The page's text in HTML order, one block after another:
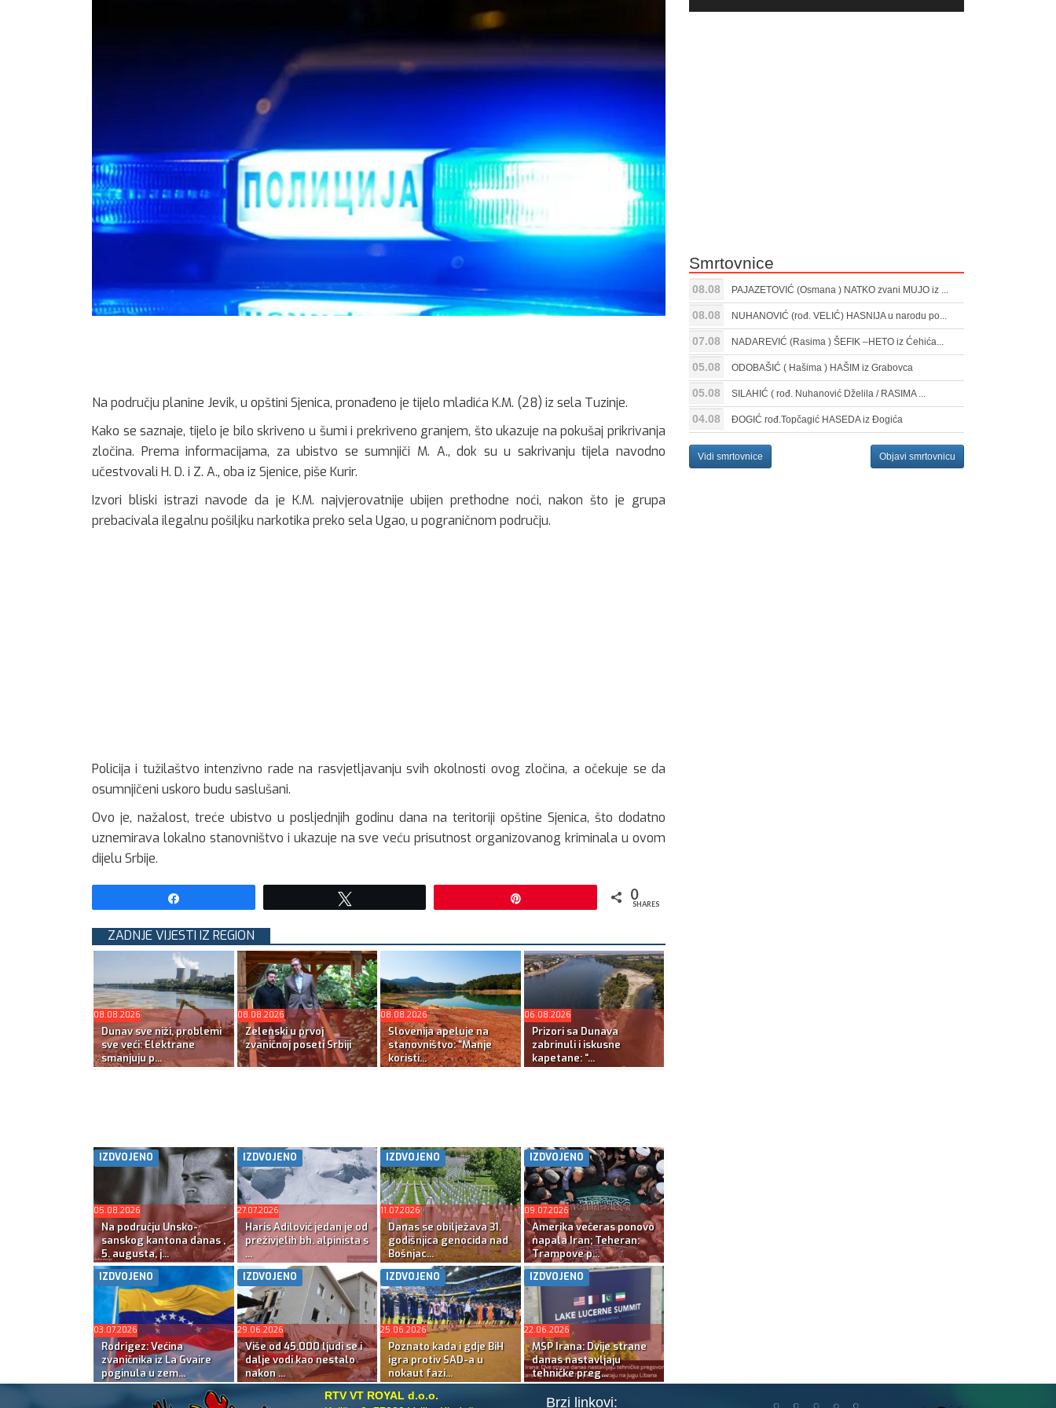
Na području planine Jevik, u opštini Sjenica, pronađeno je tijelo mladića K.M. (28) iz sela Tuzinje.
Kako se saznaje, tijelo je bilo skriveno u šumi i prekriveno granjem, što ukazuje na pokušaj prikrivanja
zločina. Prema informacijama, za ubistvo se sumnjiči M. A., dok su u sakrivanju tijela navodno
učestvovali H. D. i Z. A., oba iz Sjenice, piše Kurir.
Izvori bliski istrazi navode da je K.M. najvjerovatnije ubijen prethodne noći, nakon što je grupa
prebacivala ilegalnu pošiljku narkotika preko sela Ugao, u pograničnom području.
Policija i tužilaštvo intenzivno rade na rasvjetljavanju svih okolnosti ovog zločina, a očekuje se da
osumnjičeni uskoro budu saslušani.
Ovo je, nažalost, treće ubistvo u posljednjih godinu dana na teritoriji opštine Sjenica, što dodatno
uznemirava lokalno stanovništvo i ukazuje na sve veću prisutnost organizovanog kriminala u ovom
dijelu Srbije.
0
SHARES
ZADNJE VIJESTI IZ REGION
08.08.2026
Dunav sve niži, problemi
sve veći: Elektrane
smanjuju p...
08.08.2026
Zelenski u prvoj
zvaničnoj poseti Srbiji
08.08.2026
Slovenija apeluje na
stanovništvo: “Manje
koristi...
06.08.2026
Prizori sa Dunava
zabrinuli i iskusne
kapetane: “...
IZDVOJENO
05.08.2026
Na području Unsko-
sanskog kantona danas ,
5. augusta, j...
IZDVOJENO
27.07.2026
Haris Adilović jedan je od
preživjelih bh. alpinista s
...
IZDVOJENO
11.07.2026
Danas se obilježava 31.
godišnjica genocida nad
Bošnjac...
IZDVOJENO
09.07.2026
Amerika večeras ponovo
napala Iran; Teheran:
Trampove p...
IZDVOJENO
03.07.2026
Rodrigez: Većina
zvaničnika iz La Gvaire
poginula u zem...
IZDVOJENO
29.06.2026
Više od 45.000 ljudi se i
dalje vodi kao nestalo
nakon ...
IZDVOJENO
25.06.2026
Poznato kada i gdje BiH
igra protiv SAD-a u
nokaut fazi...
IZDVOJENO
22.06.2026
MSP Irana: Dvije strane
danas nastavljaju
tehničke preg...
Gore/Dole
Smrtovnice
08.08 PAJAZETOVIĆ (Osmana ) NATKO zvani MUJO iz ...
08.08 NUHANOVIĆ (rođ. VELIĆ) HASNIJA u narodu po...
07.08 NADAREVIĆ (Rasima ) ŠEFIK –HETO iz Ćehića...
05.08 ODOBAŠIĆ ( Hašima ) HAŠIM iz Grabovca
05.08 SILAHIĆ ( rođ. Nuhanović Dželila / RASIMA ...
04.08 ĐOGIĆ rođ.Topčagić HASEDA iz Đogića
Vidi smrtovnice Objavi smrtovnicu
RTV VT ROYAL d.o.o.
Brzi linkovi: